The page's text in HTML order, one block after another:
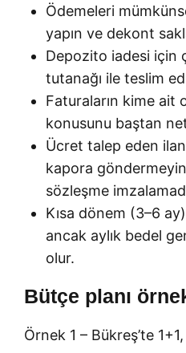
Ödemeleri
yapın ve dekont
Depozito iadesi için
tutanağı ile teslim
Faturaların kime ait
konusunu baştan
Ücret talep eden
kapora
sözleşme
Kısa dönem (3–6
ancak aylık bedel
olur.
Bütçe planı
Örnek 1 – Bükreş’te